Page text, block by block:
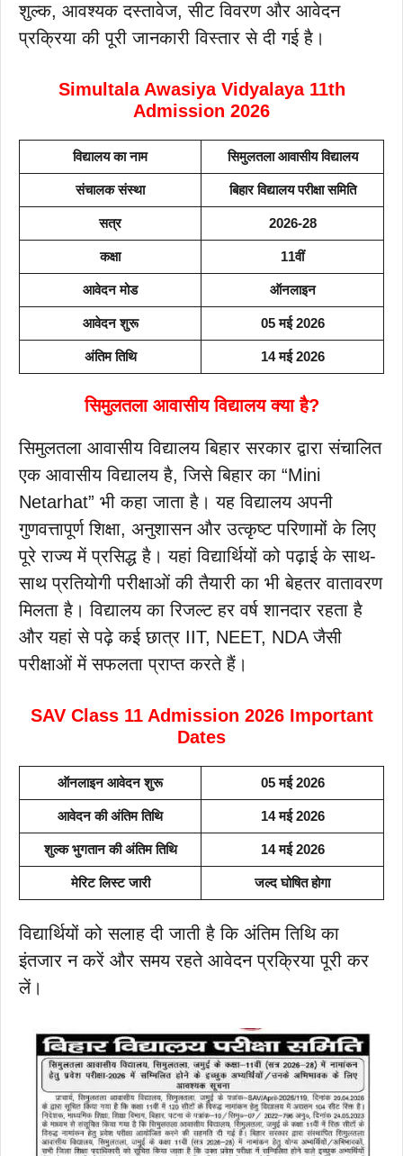
शुल्क, आवश्यक दस्तावेज, सीट विवरण और आवेदन
प्रक्रिया की पूरी जानकारी विस्तार से दी गई है।
Simultala Awasiya Vidyalaya 11th
Admission 2026
विद्यालय का नाम सिमुलतला आवासीय विद्यालय
संचालक संस्था बिहार विद्यालय परीक्षा समिति
सत्र 2026-28
कक्षा 11वीं
आवेदन मोड ऑनलाइन
आवेदन शुरू 05 मई 2026
अंतिम तिथि 14 मई 2026
सिमुलतला आवासीय विद्यालय क्या है?
सिमुलतला आवासीय विद्यालय बिहार सरकार द्वारा संचालित
एक आवासीय विद्यालय है, जिसे बिहार का “Mini
Netarhat” भी कहा जाता है। यह विद्यालय अपनी
गुणवत्तापूर्ण शिक्षा, अनुशासन और उत्कृष्ट परिणामों के लिए
पूरे राज्य में प्रसिद्ध है। यहां विद्यार्थियों को पढ़ाई के साथ-
साथ प्रतियोगी परीक्षाओं की तैयारी का भी बेहतर वातावरण
मिलता है। विद्यालय का रिजल्ट हर वर्ष शानदार रहता है
और यहां से पढ़े कई छात्र IIT, NEET, NDA जैसी
परीक्षाओं में सफलता प्राप्त करते हैं।
SAV Class 11 Admission 2026 Important
Dates
ऑनलाइन आवेदन शुरू 05 मई 2026
आवेदन की अंतिम तिथि 14 मई 2026
शुल्क भुगतान की अंतिम तिथि 14 मई 2026
मेरिट लिस्ट जारी जल्द घोषित होगा
विद्यार्थियों को सलाह दी जाती है कि अंतिम तिथि का
इंतजार न करें और समय रहते आवेदन प्रक्रिया पूरी कर
लें।